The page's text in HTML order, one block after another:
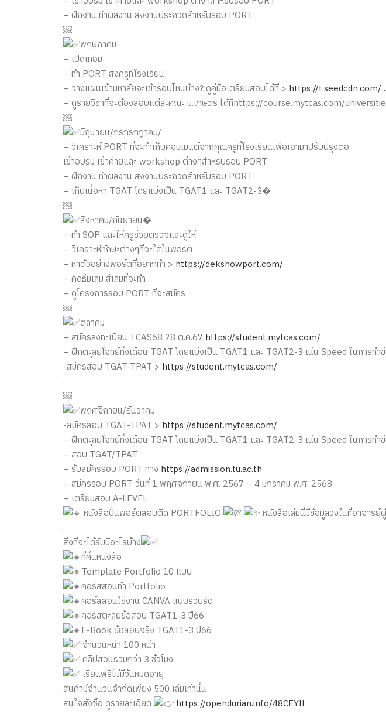
– ฝึกงาน ทำผลงาน ส่งงานประกวดสำหรับรอบ PORT
￼
พฤษภาคม
– เปิดเทอม
– ทำ PORT ส่งครูที่โรงเรียน
– วางแผนเข้ามหาลัยจะเข้ารอบไหนบ้าง? ดูคู่มือเตรียมสอบได้ที่ > https://t.seedcdn.com/
– ดูรายวิชาที่จะต้องสอบแต่ละคณะ ม.เกษตร ได้ที่https://course.mytcas.com/
￼
มิถุนายน/กรกรกฎาคม/
– วิเคราะห์ PORT ที่จะทำเก็บคอมเมนต์จากคุณครูที๋โรงเรียนเพื่อเอามาปรับปรุงต่อ
เข้าอบรม เข้าค่ายและ workshop ต่างๆสำหรับรอบ PORT
– ฝึกงาน ทำผลงาน ส่งงานประกวดสำหรับรอบ PORT
– เก็บเนื้อหา TGAT โดยแบ่งเป็น TGAT1 และ TGAT2-3�
￼
สิงหาคม/กันยายน�
– ทำ SOP และให้ครูช่วยตรวจและดูให้
– วิเคราะห์ทักษะต่างๆที่จะใส่ในพอร์ต
– หาตัวอย่างพอร์ตที่อยากทำ > https://dekshowport.com/
– คิดธีมเล่ม สีเล่มที่จะทำ
– ดูโครงการรอบ PORT ที่จะสมัคร
￼
ตุลาคม
– สมัครลงทะเบียน TCAS68 28 ต.ค.67 https://student.mytcas.com/
– ฝึกตะุลยโจทย์ทั้งเดือน TGAT โดยแบ่งเป็น TGAT1 และ TGAT2-3 เน้น Speed ในการทำ
-สมัครสอบ TGAT-TPAT > https://student.mytcas.com/
.
￼
พฤศจิกายน/ธันวาคม
-สมัครสอบ TGAT-TPAT > https://student.mytcas.com/
– ฝึกตะุลยโจทย์ทั้งเดือน TGAT โดยแบ่งเป็น TGAT1 และ TGAT2-3 เน้น Speed ในการทำ
– สอบ TGAT/TPAT
– รับสมัครรอบ PORT ทาง https://admission.tu.ac.th
– สมัครรอบ PORT วันที่ 1 พฤศจิกายน พ.ศ. 2567 – 4 มกราคม พ.ศ. 2568
– เตรียมสอบ A-LEVEL
หนังสือปั้นพอร์ตสอบติด PORTFOLIO
หนังสือเล่มนี้มีข้อมูลวงในที่อาจาร
.
สิ่งที่จะได้รับมีอะไรบ้าง
ที่คั่นหนังสือ
Template Portfolio 10 แบบ
คอร์สสอนทำ Portfolio
คอร์สสอนใช้งาน CANVA แบบรวบรัด
คอร์สตะลุยข้อสอบ TGAT1-3 ปี66
E-Book ข้อสอบจริง TGAT1-3 ปี66
จำนวนหน้า 100 หน้า
คลิปสอนรวมกว่า 3 ชั่วโมง
เรียนฟรีไม่มีวันหมดอายุ
สินค้ามีจำนวนจำกัดเพียง 500 เล่มเท่านั้น
สนใจสั่งซื้อ ดูรายละเอียด
https://opendurian.info/48CFYll